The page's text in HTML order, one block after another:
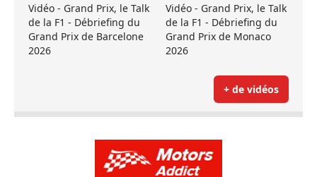
Vidéo - Grand Prix, le Talk
de la F1 - Débriefing du
Grand Prix de Barcelone
2026
Vidéo - Grand Prix, le Talk
de la F1 - Débriefing du
Grand Prix de Monaco
2026
+ de vidéos